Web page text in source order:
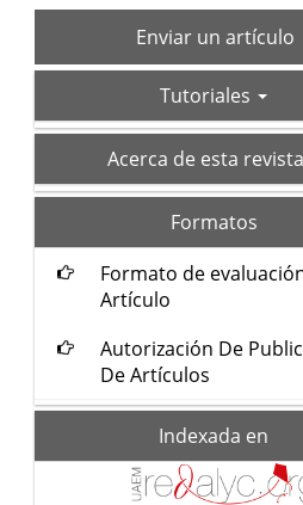
Enviar
un
Enviar un artículo
Tutoriales
acerca-Acerca de esta revista
Formatos
Formato de
Artículo
Autorización De
De Artículos
Indexada en